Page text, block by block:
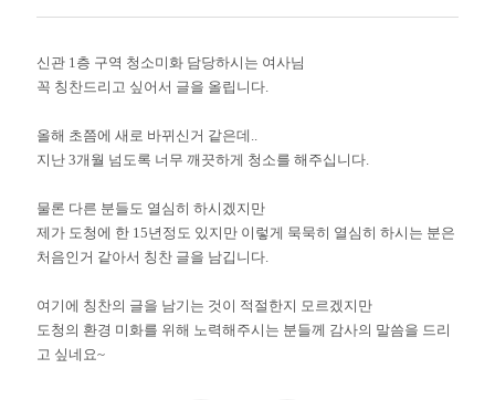
신관 1층 구역 청소미화 담당하시는 여사님
꼭 칭찬드리고 싶어서 글을 올립니다.
올해 초쯤에 새로 바뀌신거 같은데..
지난 3개월 넘도록 너무 깨끗하게 청소를 해주십니다.
물론 다른 분들도 열심히 하시겠지만
제가 도청에 한 15년정도 있지만 이렇게 묵묵히 열심히 하시는 분은
처음인거 같아서 칭찬 글을 남깁니다.
여기에 칭찬의 글을 남기는 것이 적절한지 모르겠지만
도청의 환경 미화를 위해 노력해주시는 분들께 감사의 말씀을 드리
고 싶네요~